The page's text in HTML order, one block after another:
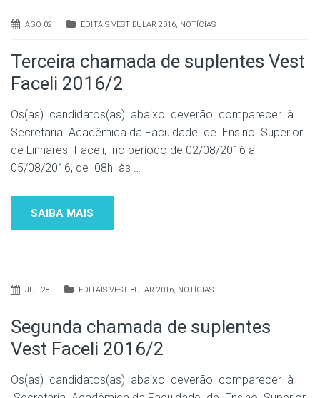
AGO 02 EDITAIS VESTIBULAR 2016, NOTÍCIAS
Terceira chamada de suplentes Vest
Faceli 2016/2
Os(as) candidatos(as) abaixo deverão comparecer à
Secretaria Acadêmica da Faculdade de Ensino Superior
de Linhares -Faceli, no período de 02/08/2016 a
05/08/2016, de 08h às …
SAIBA MAIS
JUL 28 EDITAIS VESTIBULAR 2016, NOTÍCIAS
Segunda chamada de suplentes
Vest Faceli 2016/2
Os(as) candidatos(as) abaixo deverão comparecer à